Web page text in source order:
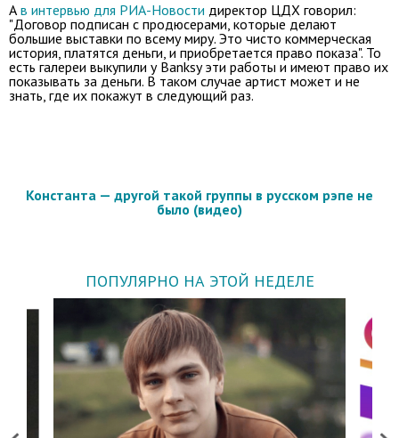
А в интервью для РИА-Новости директор ЦДХ говорил:
"Договор подписан с продюсерами, которые делают
большие выставки по всему миру. Это чисто коммерческая
история, платятся деньги, и приобретается право показа". То
есть галереи выкупили у Banksy эти работы и имеют право их
показывать за деньги. В таком случае артист может и не
знать, где их покажут в следующий раз.
Константа — другой такой группы в русском рэпе не
было (видео)
ПОПУЛЯРНО НА ЭТОЙ НЕДЕЛЕ